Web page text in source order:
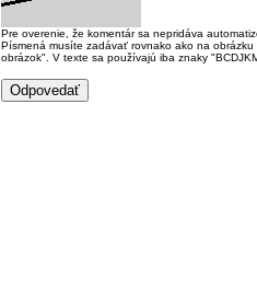
Pre overenie, že komentár sa nepridáva
Písmená musíte zadávať rovnako ako na
obrázok". V texte sa používajú iba znaky